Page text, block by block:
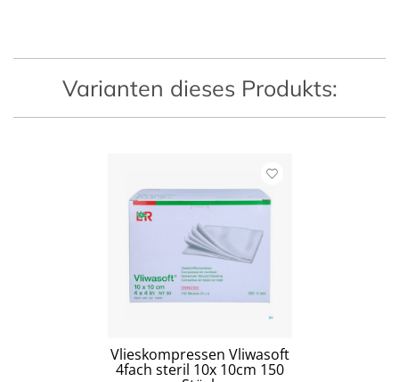
Varianten dieses Produkts:
Vlieskompressen Vliwasoft
4fach steril 10x 10cm 150